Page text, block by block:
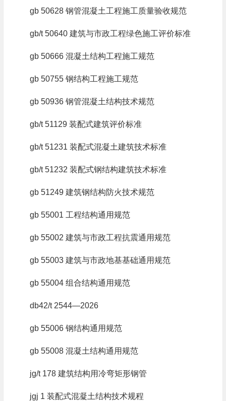
gb 50628 钢管混凝土工程施工质量验收规范
gb/t 50640 建筑与市政工程绿色施工评价标准
gb 50666 混凝土结构工程施工规范
gb 50755 钢结构工程施工规范
gb 50936 钢管混凝土结构技术规范
gb/t 51129 装配式建筑评价标准
gb/t 51231 装配式混凝土建筑技术标准
gb/t 51232 装配式钢结构建筑技术标准
gb 51249 建筑钢结构防火技术规范
gb 55001 工程结构通用规范
gb 55002 建筑与市政工程抗震通用规范
gb 55003 建筑与市政地基基础通用规范
gb 55004 组合结构通用规范
db42/t 2544—2026
gb 55006 钢结构通用规范
gb 55008 混凝土结构通用规范
jg/t 178 建筑结构用冷弯矩形钢管
jgj 1 装配式混凝土结构技术规程